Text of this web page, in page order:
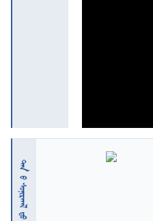
 